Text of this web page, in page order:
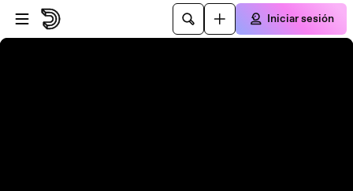
Saltar al reproductor
Saltar al contenido principal
Iniciar sesión